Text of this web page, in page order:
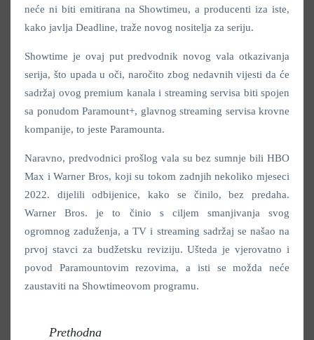
neće ni biti emitirana na Showtimeu, a producenti iza iste,
kako javlja Deadline, traže novog nositelja za seriju.
Showtime je ovaj put predvodnik novog vala otkazivanja
serija, što upada u oči, naročito zbog nedavnih vijesti da će
sadržaj ovog premium kanala i streaming servisa biti spojen
sa ponudom Paramount+, glavnog streaming servisa krovne
kompanije, to jeste Paramounta.
Naravno, predvodnici prošlog vala su bez sumnje bili HBO
Max i Warner Bros, koji su tokom zadnjih nekoliko mjeseci
2022. dijelili odbijenice, kako se činilo, bez predaha.
Warner Bros. je to činio s ciljem smanjivanja svog
ogromnog zaduženja, a TV i streaming sadržaj se našao na
prvoj stavci za budžetsku reviziju. Ušteda je vjerovatno i
povod Paramountovim rezovima, a isti se možda neće
zaustaviti na Showtimeovom programu.
Prethodna